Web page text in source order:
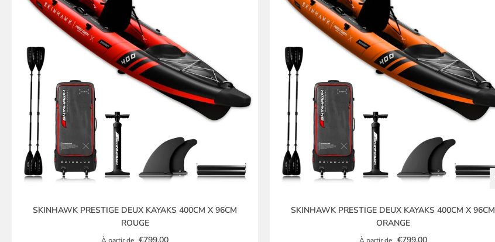
SKINHAWK PRESTIGE DEUX KAYAKS 400CM X 96CM
ROUGE
À partir de €799,00
SKINHAWK PRESTIGE DEUX KAYAKS 400CM X 96CM
ORANGE
À partir de €799,00